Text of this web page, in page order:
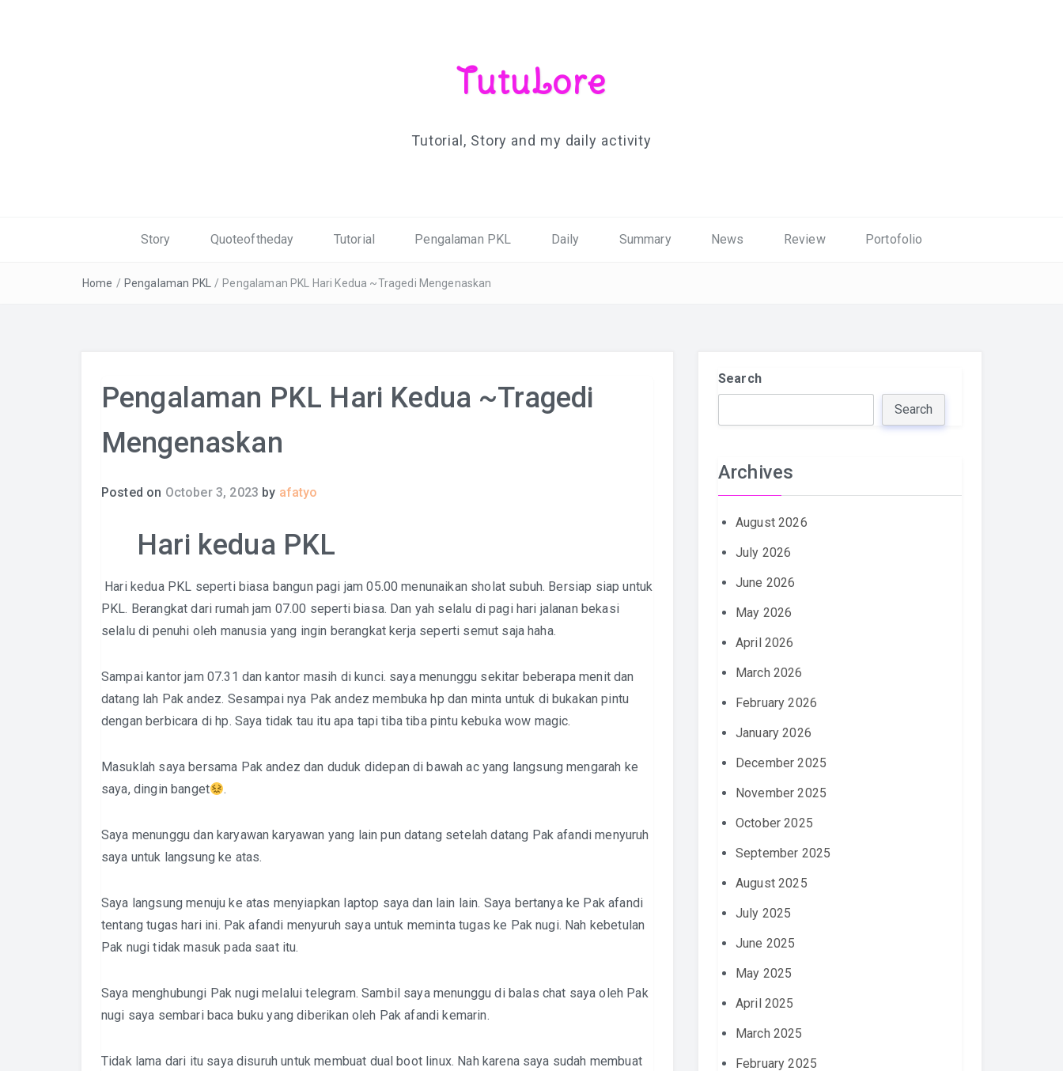
TutuLore
Tutorial, Story and my daily activity
Story Quoteoftheday Tutorial Pengalaman PKL Daily Summary News Review Portofolio
Home / Pengalaman PKL / Pengalaman PKL Hari Kedua ~Tragedi Mengenaskan
Pengalaman PKL Hari Kedua ~Tragedi
Mengenaskan
Posted on October 3, 2023 by afatyo
Hari kedua PKL
Hari kedua PKL seperti biasa bangun pagi jam 05.00 menunaikan sholat subuh. Bersiap siap untuk
PKL. Berangkat dari rumah jam 07.00 seperti biasa. Dan yah selalu di pagi hari jalanan bekasi
selalu di penuhi oleh manusia yang ingin berangkat kerja seperti semut saja haha.
Sampai kantor jam 07.31 dan kantor masih di kunci. saya menunggu sekitar beberapa menit dan
datang lah Pak andez. Sesampai nya Pak andez membuka hp dan minta untuk di bukakan pintu
dengan berbicara di hp. Saya tidak tau itu apa tapi tiba tiba pintu kebuka wow magic.
Masuklah saya bersama Pak andez dan duduk didepan di bawah ac yang langsung mengarah ke
saya, dingin banget
.
Saya menunggu dan karyawan karyawan yang lain pun datang setelah datang Pak afandi menyuruh
saya untuk langsung ke atas.
Saya langsung menuju ke atas menyiapkan laptop saya dan lain lain. Saya bertanya ke Pak afandi
tentang tugas hari ini. Pak afandi menyuruh saya untuk meminta tugas ke Pak nugi. Nah kebetulan
Pak nugi tidak masuk pada saat itu.
Saya menghubungi Pak nugi melalui telegram. Sambil saya menunggu di balas chat saya oleh Pak
nugi saya sembari baca buku yang diberikan oleh Pak afandi kemarin.
Tidak lama dari itu saya disuruh untuk membuat dual boot linux. Nah karena saya sudah membuat
Search
Search
Archives
August 2026
July 2026
June 2026
May 2026
April 2026
March 2026
February 2026
January 2026
December 2025
November 2025
October 2025
September 2025
August 2025
July 2025
June 2025
May 2025
April 2025
March 2025
February 2025